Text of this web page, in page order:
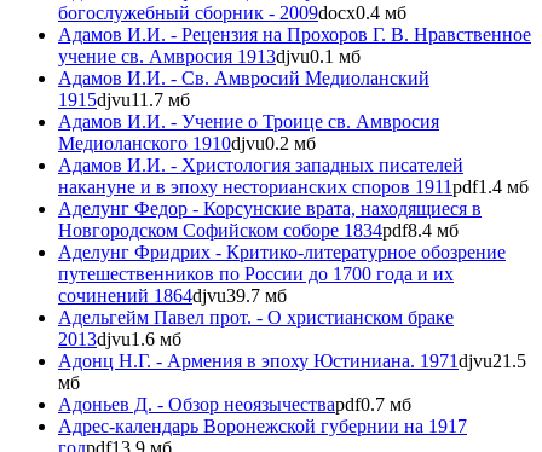
богослужебный сборник - 2009docx0.4 мб
Адамов И.И. - Рецензия на Прохоров Г. В. Нравственное
учение св. Амвросия 1913djvu0.1 мб
Адамов И.И. - Св. Амвросий Медиоланский
1915djvu11.7 мб
Адамов И.И. - Учение о Троице св. Амвросия
Медиоланского 1910djvu0.2 мб
Адамов И.И. - Христология западных писателей
накануне и в эпоху несторианских споров 1911pdf1.4 мб
Аделунг Федор - Корсунские врата, находящиеся в
Новгородском Софийском соборе 1834pdf8.4 мб
Аделунг Фридрих - Критико-литературное обозрение
путешественников по России до 1700 года и их
сочинений 1864djvu39.7 мб
Адельгейм Павел прот. - О христианском браке
2013djvu1.6 мб
Адонц Н.Г. - Армения в эпоху Юстиниана. 1971djvu21.5
мб
Адоньев Д. - Обзор неоязычестваpdf0.7 мб
Адрес-календарь Воронежской губернии на 1917
годpdf13.9 мб